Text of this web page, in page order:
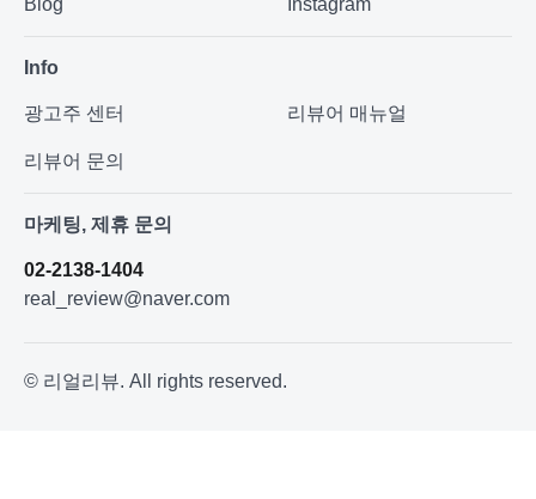
Blog Instagram
Info
광고주 센터 리뷰어 매뉴얼
리뷰어 문의
마케팅, 제휴 문의
02-2138-1404
real_review@naver.com
© 리얼리뷰. All rights reserved.